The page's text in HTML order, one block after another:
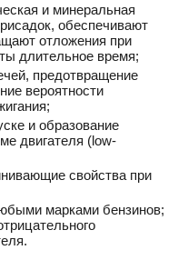
и минеральная
обеспечивают
отложения при
длительное время;
предотвращение
вероятности
и образование
двигателя (low-
свойства при
марками бензинов;